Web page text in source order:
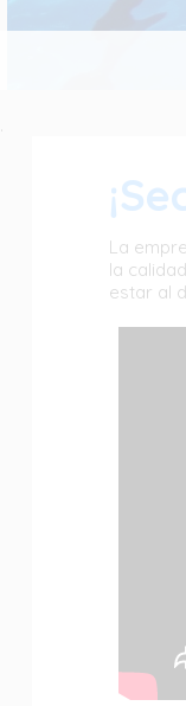
.
La
la
estar al